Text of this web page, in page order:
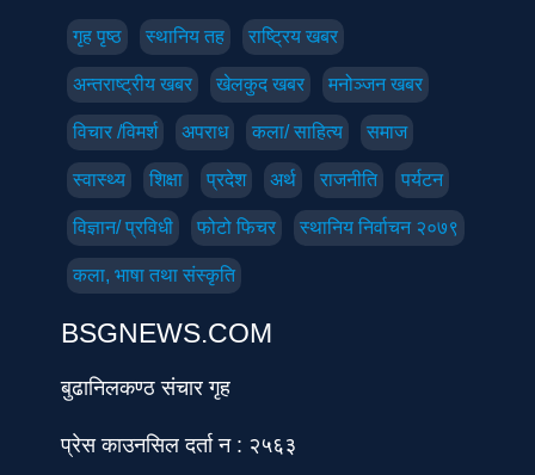
गृह पृष्‍ठ स्थानिय तह राष्ट्रिय खबर
अन्तराष्ट्रीय खबर खेलकुद खबर मनोञ्जन खबर
विचार /विमर्श अपराध कला/ साहित्य समाज
स्वास्थ्य शिक्षा प्रदेश अर्थ राजनीति पर्यटन
विज्ञान/ प्रविधी फोटो फिचर स्थानिय निर्वाचन २०७९
कला, भाषा तथा संस्कृति
BSGNEWS.COM
बुढानिलकण्ठ संचार गृह
प्रेस काउनसिल दर्ता न : २५६३